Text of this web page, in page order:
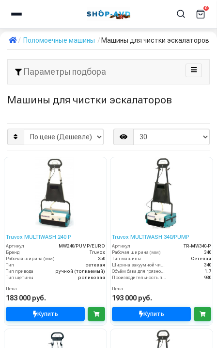
0
Поломоечные машины Машины для чистки эскалаторов
Параметры подбора
Машины для чистки эскалаторов
Truvox MULTIWASH 240 P
Артикул
MW240/PUMP/EURO
Бренд
Truvox
Рабочая ширина (мм)
250
Тип
сетевая
Тип привода
ручной (толкаемый)
Тип щетины
роликовая
Цена
183 000 руб.
Купить
Truvox MULTIWASH 340/PUMP
Артикул
TR-MW340-P
Рабочая ширина (мм)
340
Тип машины
Сетевая
340
1.7
930
Цена
193 000 руб.
Купить